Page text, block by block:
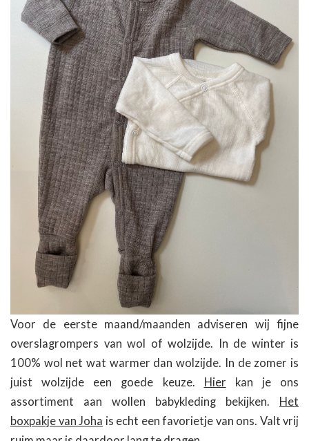
Voor de eerste maand/maanden adviseren wij fijne
overslagrompers van wol of wolzijde. In de winter is
100% wol net wat warmer dan wolzijde. In de zomer is
juist wolzijde een goede keuze. Hier kan je ons
assortiment aan wollen babykleding bekijken. Het
boxpakje van Joha is echt een favorietje van ons. Valt vrij